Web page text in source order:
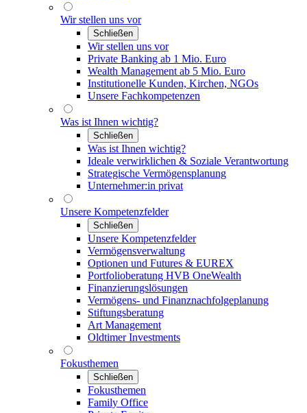
Wir stellen uns vor
Schließen
Wir stellen uns vor
Private Banking ab 1 Mio. Euro
Wealth Management ab 5 Mio. Euro
Institutionelle Kunden, Kirchen, NGOs
Unsere Fachkompetenzen
Was ist Ihnen wichtig?
Schließen
Was ist Ihnen wichtig?
Ideale verwirklichen & Soziale Verantwortung
Strategische Vermögensplanung
Unternehmer:in privat
Unsere Kompetenzfelder
Schließen
Unsere Kompetenzfelder
Vermögensverwaltung
Optionen und Futures & EUREX
Portfolioberatung HVB OneWealth
Finanzierungslösungen
Vermögens- und Finanznachfolgeplanung
Stiftungsberatung
Art Management
Oldtimer Investments
Fokusthemen
Schließen
Fokusthemen
Family Office